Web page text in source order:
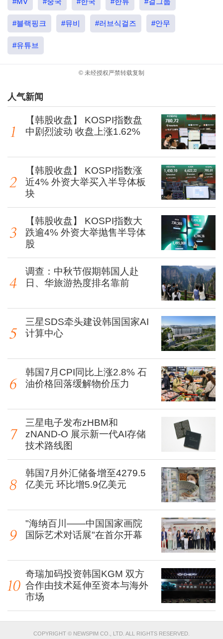
#블랙핑크 #뮤비 #러브식걸즈 #안무
#유튜브
© 未经授权严禁转载复制
人气新闻
【韩股收盘】 KOSPI指数盘
中剧烈波动 收盘上涨1.62%
【韩股收盘】 KOSPI指数涨
近4% 外资大举买入半导体板
块
【韩股收盘】 KOSPI指数大
跌逾4% 外资大举抛售半导体
股
调查：中秋节假期韩国人赴
日、华旅游热度排名靠前
三星SDS牵头建设韩国国家AI
计算中心
韩国7月CPI同比上涨2.8% 石
油价格回落缓解物价压力
三星电子发布zHBM和
zNAND-O 展示新一代AI存储
技术路线图
韩国7月外汇储备增至4279.5
亿美元 环比增5.9亿美元
"海纳百川——中国国家画院
国际艺术对话展"在首尔开幕
奇瑞加码投资韩国KGM 双方
合作由技术延伸至资本与海外
市场
COPYRIGHT © NEWSPIM CO., LTD. ALL RIGHTS RESERVED.